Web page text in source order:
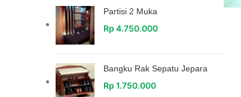
Partisi 2 Muka
Rp 4.750.000
Bangku Rak Sepatu Jepara
Rp 1.750.000